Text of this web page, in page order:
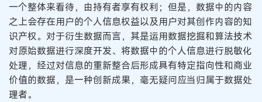
一个整体来看待，由持有者享有权利；但是，数据中的内容
之上会存在用户的个人信息权益以及用户对其创作内容的知
识产权。对于衍生数据而言，其是运用数据挖掘和算法技术
对原始数据进行深度开发、将数据中的个人信息进行脱敏化
处理，经过对信息的重新整合后形成具有特定指向性和商业
价值的数据，是一种创新成果，毫无疑问应当归属于数据处
理者。